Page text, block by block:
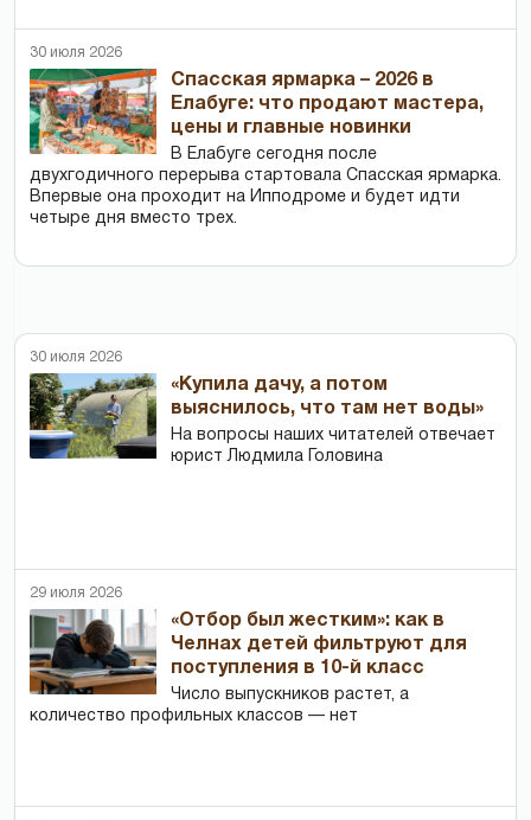
30 июля 2026
Спасская ярмарка – 2026 в
Елабуге: что продают мастера,
цены и главные новинки
В Елабуге сегодня после
двухгодичного перерыва стартовала Спасская ярмарка.
Впервые она проходит на Ипподроме и будет идти
четыре дня вместо трех.
30 июля 2026
«Купила дачу, а потом
выяснилось, что там нет воды»
На вопросы наших читателей отвечает
юрист Людмила Головина
29 июля 2026
«Отбор был жестким»: как в
Челнах детей фильтруют для
поступления в 10-й класс
Число выпускников растет, а
количество профильных классов — нет